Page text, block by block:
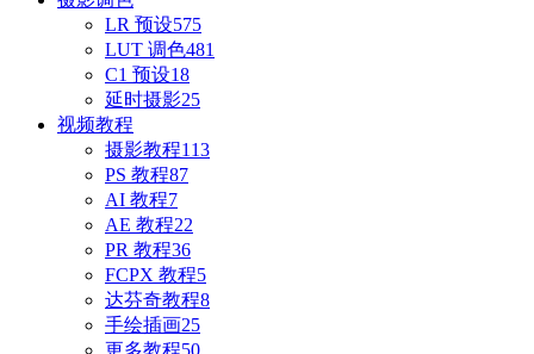
LR 预设575
LUT 调色481
C1 预设18
延时摄影25
视频教程
摄影教程113
PS 教程87
AI 教程7
AE 教程22
PR 教程36
FCPX 教程5
达芬奇教程8
手绘插画25
更多教程50